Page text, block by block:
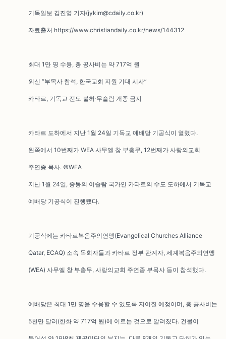
기독일보 김진영 기자(jykim@cdaily.co.kr)
자료출처 https://www.christiandaily.co.kr/news/144312
최대 1만 명 수용, 총 공사비는 약 717억 원
외신 “부목사 참석, 한국교회 지원 기대 시사”
카타르, 기독교 전도 불허·무슬림 개종 금지
카타르 도하에서 지난 1월 24일 기독교 예배당 기공식이 열렸다.
왼쪽에서 10번째가 WEA 사무엘 창 부총무, 12번째가 사랑의교회
주연종 목사. ©WEA
지난 1월 24일, 중동의 이슬람 국가인 카타르의 수도 도하에서 기독교
예배당 기공식이 진행됐다.
기공식에는 카타르복음주의연맹(Evangelical Churches Alliance
Qatar, ECAQ) 소속 목회자들과 카타르 정부 관계자, 세계복음주의연맹
(WEA) 사무엘 창 부총무, 사랑의교회 주연종 부목사 등이 참석했다.
예배당은 최대 1만 명을 수용할 수 있도록 지어질 예정이며, 총 공사비는
5천만 달러(한화 약 717억 원)에 이르는 것으로 알려졌다. 건물이